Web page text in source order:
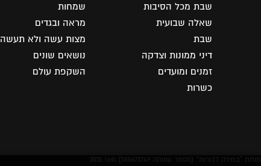
שבת מכל הסיבות
שאלה שבועית
שבת
דיני ממונות וצדקה
זמנים ומועדים
כשרות
שמחות
מראה ובגדים
מצות עשה ולא תעשה
נושאים שונים
השקפת עולם